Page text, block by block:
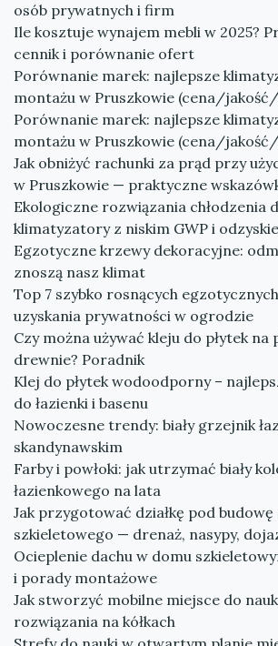
osób prywatnych i firm
Ile kosztuje wynajem mebli w 2025?
cennik i porównanie ofert
Porównanie marek: najlepsze
montażu w Pruszkowie (cena/
Porównanie marek: najlepsze
montażu w Pruszkowie (cena/
Jak obniżyć rachunki za prąd przy
w Pruszkowie — praktyczne
Ekologiczne rozwiązania chłodzenia
klimatyzatory z niskim GWP i
Egzotyczne krzewy dekoracyjne:
znoszą nasz klimat
Top 7 szybko rosnących
uzyskania prywatności w ogrodzie
Czy można używać kleju do płytek na
drewnie? Poradnik
Klej do płytek wodoodporny –
do łazienki i basenu
Nowoczesne trendy: biały grzejnik
skandynawskim
Farby i powłoki: jak utrzymać biały
łazienkowego na lata
Jak przygotować działkę pod
szkieletowego — drenaż, nasypy,
Ocieplenie dachu w domu
i porady montażowe
Jak stworzyć mobilne miejsce do
rozwiązania na kółkach